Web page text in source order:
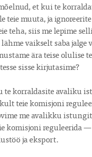
et kui te
teie muuta, ja
teha, siis me lepime
vaikselt saba jalge
ära teise olulise
sisse kirjutasime?
te korraldasite avaliku
teie komisjoni
me avalikku
komisjoni reguleerida
ja eksport.